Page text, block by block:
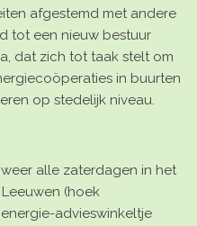
afgestemd met andere
tot een nieuw bestuur
dat zich tot taak stelt om
in buurten
op stedelijk niveau.
alle zaterdagen in het
(hoek
energie-advieswinkeltje